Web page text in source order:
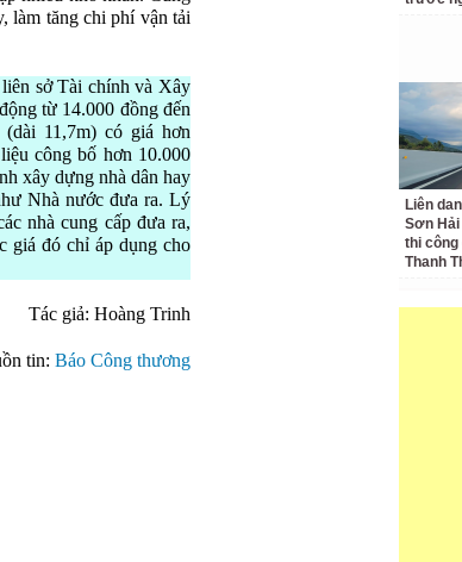
làm tăng chi phí vận tải
sở Tài chính và Xây
từ 14.000 đồng đến
11,7m) có giá hơn
công bố hơn 10.000
xây dựng nhà dân hay
Nhà nước đưa ra. Lý
nhà cung cấp đưa ra,
giá đó chỉ áp dụng cho
Tác giả: Hoàng Trinh
tin: Báo Công thương
Liên
Sơn
thi công
Thanh